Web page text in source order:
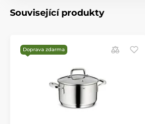
Související produkty
Doprava zdarma